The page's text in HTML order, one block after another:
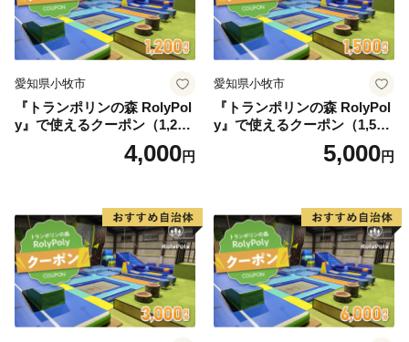
愛知県小牧市
『トランポリンの森 RolyPol
y』で使えるクーポン（1,200
4,000円
愛知県小牧市
『トランポリンの森 RolyPol
y』で使えるクーポン（1,500
5,000円